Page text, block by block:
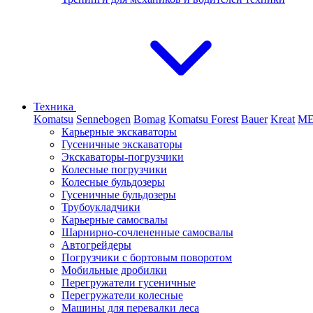
Техника
Komatsu Sennebogen Bomag Komatsu Forest Bauer Kreat
Карьерные экскаваторы
Гусеничные экскаваторы
Экскаваторы-погрузчики
Колесные погрузчики
Колесные бульдозеры
Гусеничные бульдозеры
Трубоукладчики
Карьерные самосвалы
Шарнирно-сочлененные cамосвалы
Автогрейдеры
Погрузчики с бортовым поворотом
Мобильные дробилки
Перегружатели гусеничные
Перегружатели колесные
Машины для перевалки леса